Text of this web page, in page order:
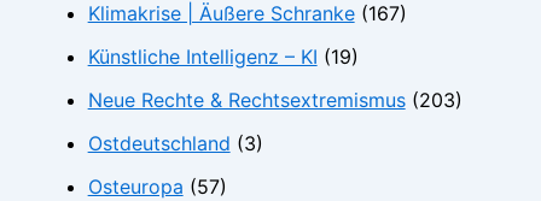
Klimakrise | Äußere Schranke(167)
Künstliche Intelligenz – KI (19)
Neue Rechte & Rechtsextremismus(203)
Ostdeutschland (3)
Osteuropa (57)